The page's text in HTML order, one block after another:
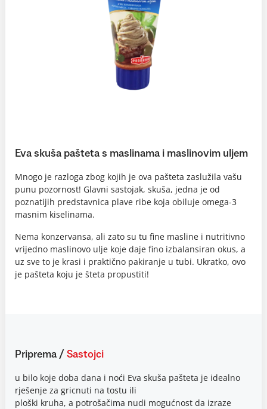
Eva skuša pašteta s maslinama i maslinovim uljem
Mnogo je razloga zbog kojih je ova pašteta zaslužila vašu
punu pozornost! Glavni sastojak, skuša, jedna je od
poznatijih predstavnica plave ribe koja obiluje omega-3
masnim kiselinama.
Nema konzervansa, ali zato su tu fine masline i nutritivno
vrijedno maslinovo ulje koje daje fino izbalansiran okus, a
uz sve to je krasi i praktično pakiranje u tubi. Ukratko, ovo
je pašteta koju je šteta propustiti!
Priprema / Sastojci
u bilo koje doba dana i noći Eva skuša pašteta je idealno
rješenje za gricnuti na tostu ili
ploški kruha, a potrošačima nudi mogućnost da izraze